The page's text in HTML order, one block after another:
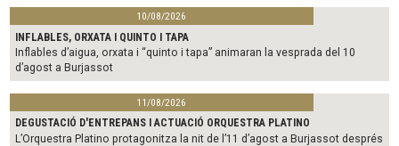
10/08/2026
INFLABLES, ORXATA I QUINTO I TAPA
Inflables d’aigua, orxata i “quinto i tapa” animaran la vesprada del 10
d’agost a Burjassot
11/08/2026
DEGUSTACIÓ D'ENTREPANS I ACTUACIÓ ORQUESTRA PLATINO
L’Orquestra Platino protagonitza la nit de l’11 d’agost a Burjassot després